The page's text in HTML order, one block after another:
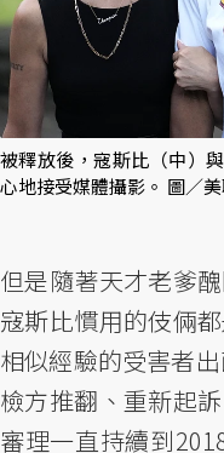
被釋放後，寇斯比（中）
心地接受媒體攝影。 圖／
但是隨著天才老爹
寇斯比慣用的伎倆
相似經驗的受害者
檢方推翻、重新起
審理一直持續到